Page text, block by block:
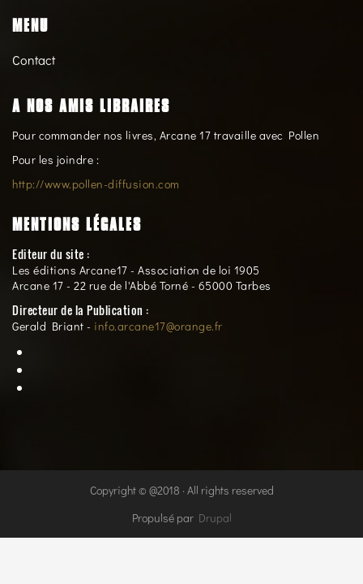
MENU
Contact
A NOS AMIS LIBRAIRES
Pour commander nos livres, Arcane 17 travaille avec Pollen
Pour les joindre :
http://www.pollen-diffusion.com
MENTIONS LÉGALES
Editeur du site :
Les éditions Arcane17 - Association de loi 1905
Arcane 17 - 22 rue de l'Abbé Torné - 65000 Tarbes
Directeur de la Publication :
Gerald Briant - info.arcane17@orange.fr
Copyright © @2018 · All rights reserved
Propulsé par Drupal